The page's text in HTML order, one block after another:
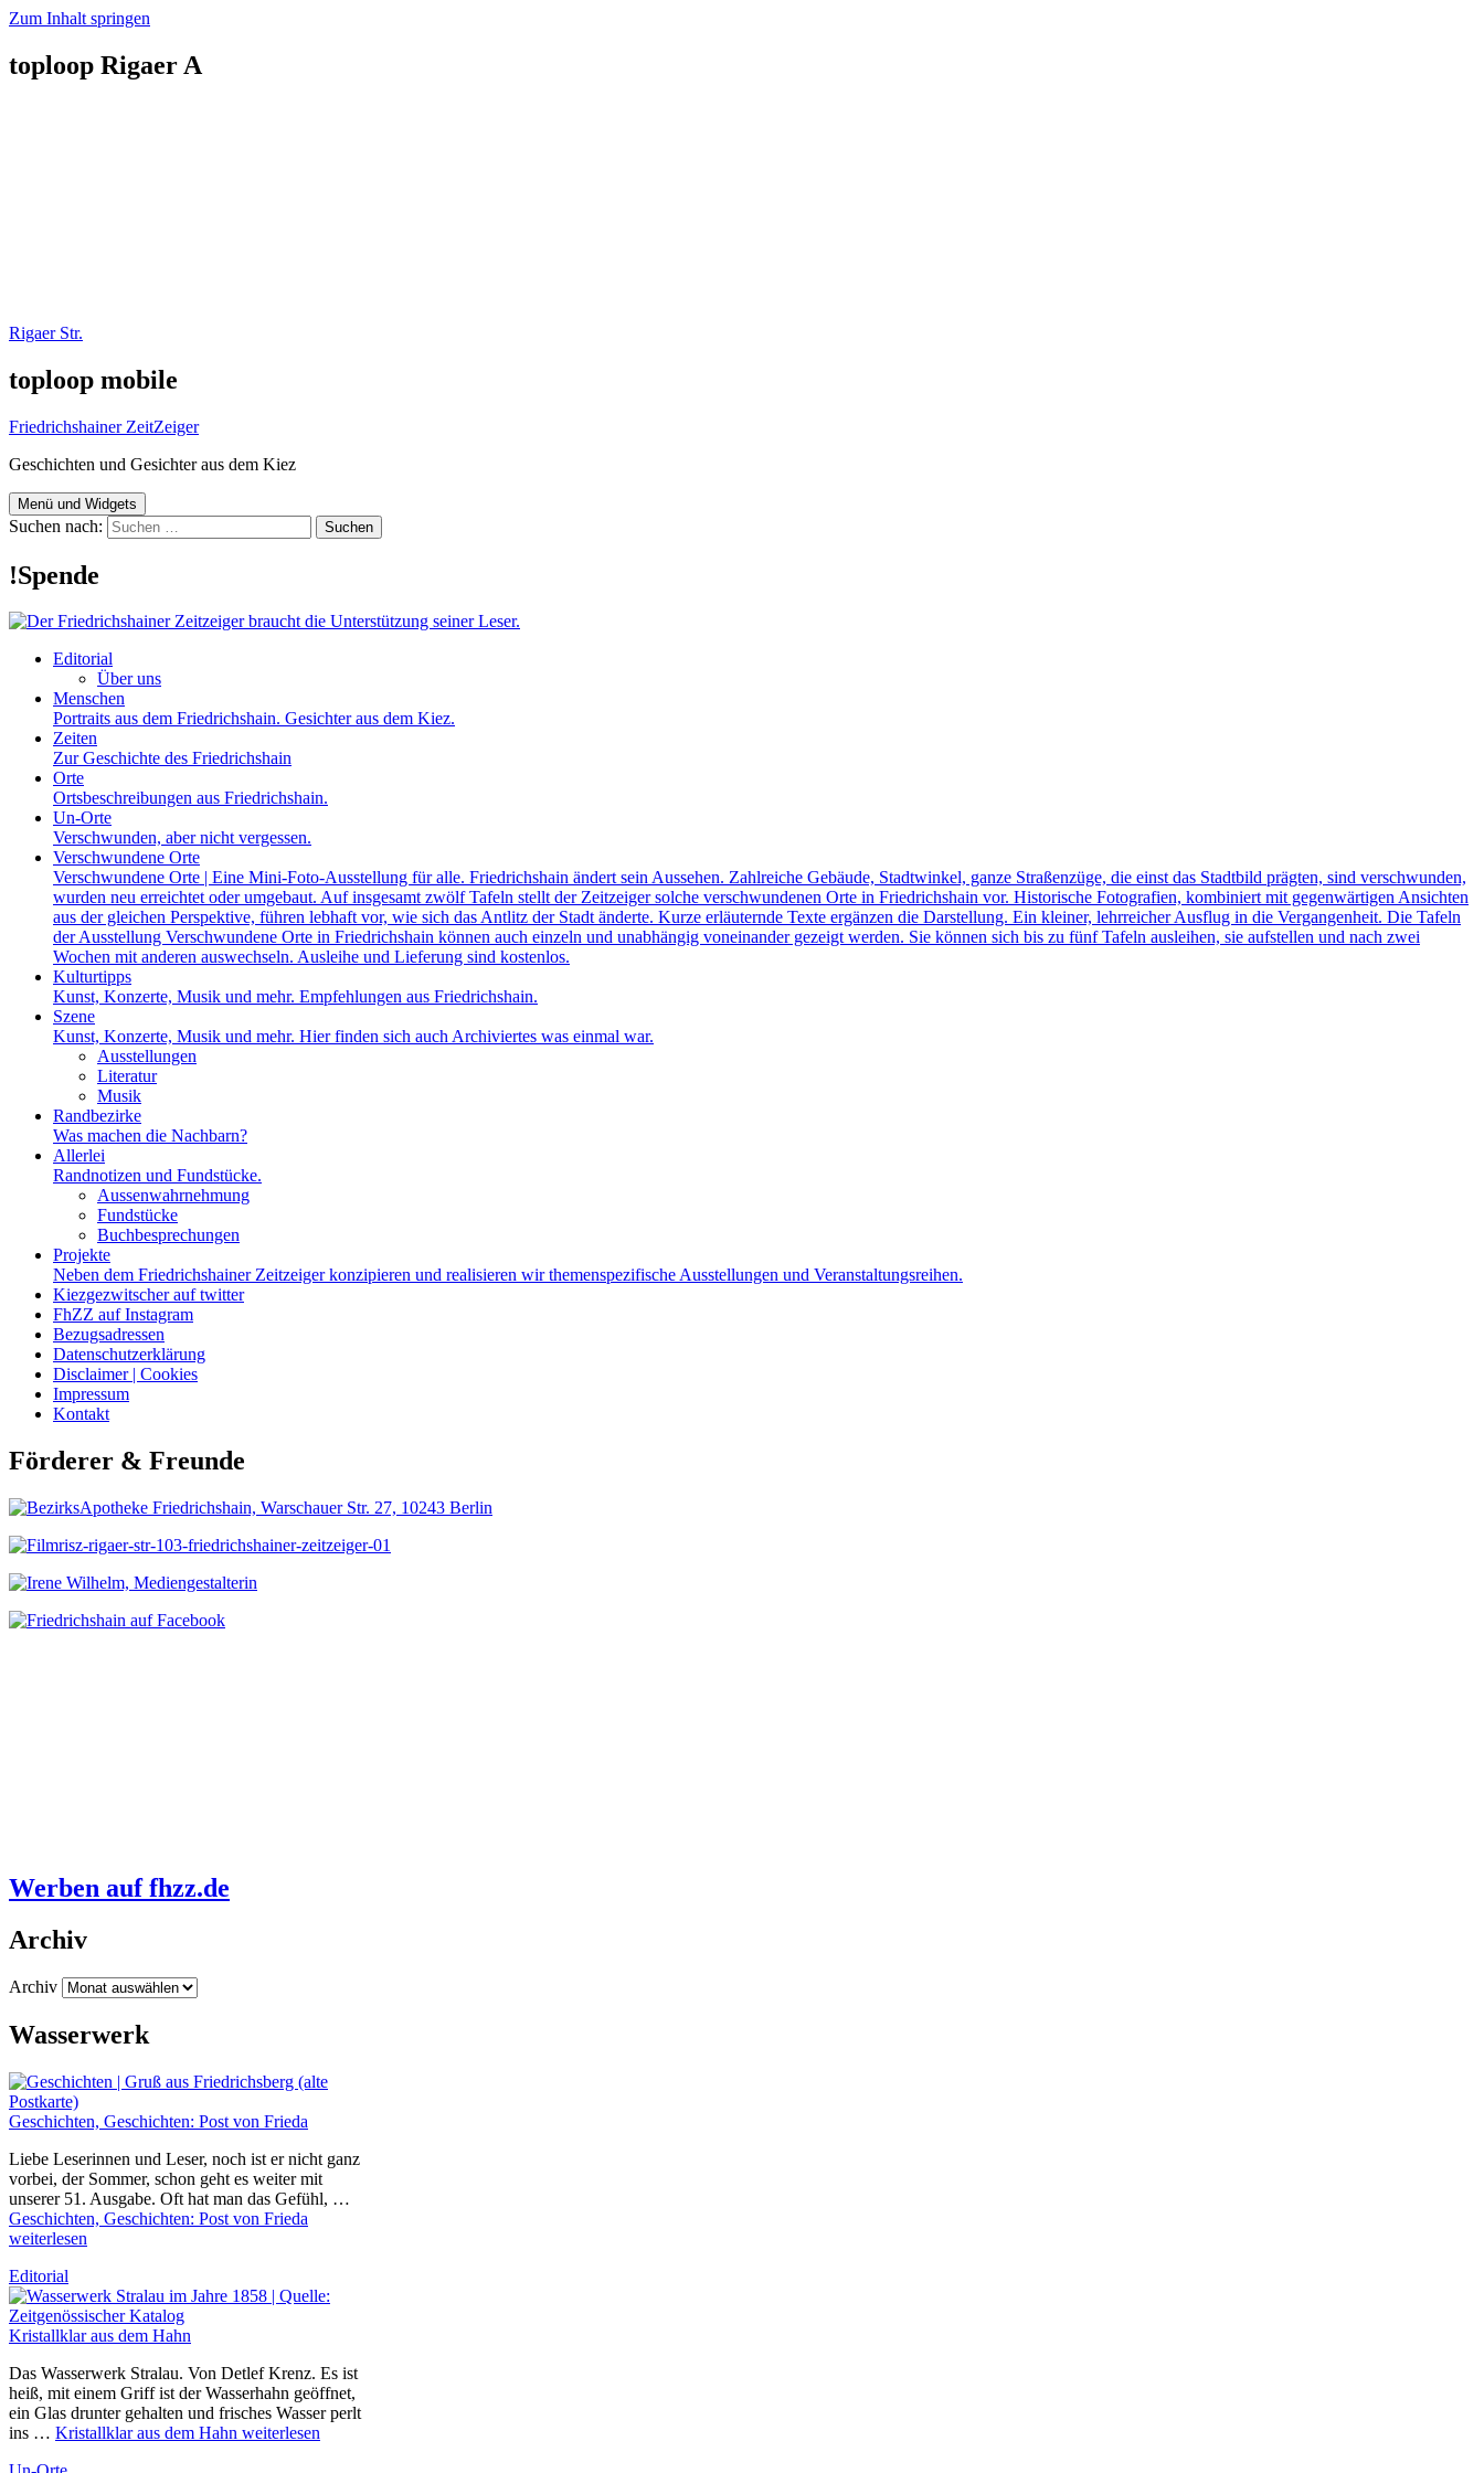
Zum Inhalt springen
toploop Rigaer A
Rigaer Str.
toploop mobile
Friedrichshainer ZeitZeiger
Geschichten und Gesichter aus dem Kiez
Menü und Widgets
Suchen nach:
!Spende
Editorial
Über uns
Menschen
Portraits aus dem Friedrichshain. Gesichter aus dem Kiez.
Zeiten
Zur Geschichte des Friedrichshain
Orte
Ortsbeschreibungen aus Friedrichshain.
Un-Orte
Verschwunden, aber nicht vergessen.
Verschwundene Orte
Verschwundene Orte | Eine Mini-Foto-Ausstellung für alle. Friedrichshain ändert sein Aussehen. Zahlreiche Gebäude, Stadtwinkel, ganze Straßenzüge, die einst das Stadtbild prägten, sind verschwunden,
wurden neu erreichtet oder umgebaut. Auf insgesamt zwölf Tafeln stellt der Zeitzeiger solche verschwundenen Orte in Friedrichshain vor. Historische Fotografien, kombiniert mit gegenwärtigen Ansichten
aus der gleichen Perspektive, führen lebhaft vor, wie sich das Antlitz der Stadt änderte. Kurze erläuternde Texte ergänzen die Darstellung. Ein kleiner, lehrreicher Ausflug in die Vergangenheit. Die Tafeln
der Ausstellung Verschwundene Orte in Friedrichshain können auch einzeln und unabhängig voneinander gezeigt werden. Sie können sich bis zu fünf Tafeln ausleihen, sie aufstellen und nach zwei
Wochen mit anderen auswechseln. Ausleihe und Lieferung sind kostenlos.
Kulturtipps
Kunst, Konzerte, Musik und mehr. Empfehlungen aus Friedrichshain.
Szene
Kunst, Konzerte, Musik und mehr. Hier finden sich auch Archiviertes was einmal war.
Ausstellungen
Literatur
Musik
Randbezirke
Was machen die Nachbarn?
Allerlei
Randnotizen und Fundstücke.
Aussenwahrnehmung
Fundstücke
Buchbesprechungen
Projekte
Neben dem Friedrichshainer Zeitzeiger konzipieren und realisieren wir themenspezifische Ausstellungen und Veranstaltungsreihen.
Kiezgezwitscher auf twitter
FhZZ auf Instagram
Bezugsadressen
Datenschutzerklärung
Disclaimer | Cookies
Impressum
Kontakt
Förderer & Freunde
Werben auf fhzz.de
Archiv
Archiv
Wasserwerk
Geschichten, Geschichten: Post von Frieda
Liebe Leserinnen und Leser, noch ist er nicht ganz
vorbei, der Sommer, schon geht es weiter mit
unserer 51. Ausgabe. Oft hat man das Gefühl, …
Geschichten, Geschichten: Post von Frieda
weiterlesen
Editorial
Kristallklar aus dem Hahn
Das Wasserwerk Stralau. Von Detlef Krenz. Es ist
heiß, mit einem Griff ist der Wasserhahn geöffnet,
ein Glas drunter gehalten und frisches Wasser perlt
ins … Kristallklar aus dem Hahn weiterlesen